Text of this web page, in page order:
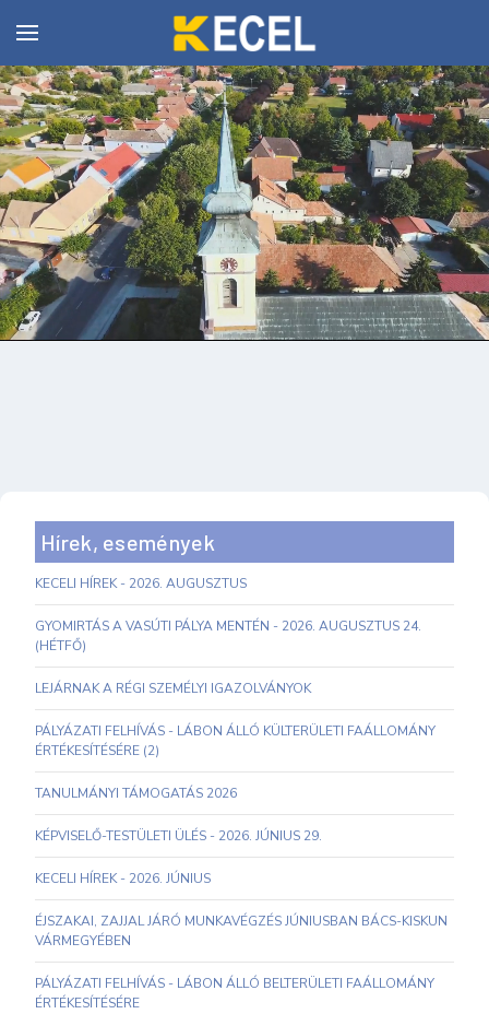
Hírek, események
KECELI HÍREK - 2026. AUGUSZTUS
GYOMIRTÁS A VASÚTI PÁLYA MENTÉN - 2026. AUGUSZTUS 24.
(HÉTFŐ)
LEJÁRNAK A RÉGI SZEMÉLYI IGAZOLVÁNYOK
PÁLYÁZATI FELHÍVÁS - LÁBON ÁLLÓ KÜLTERÜLETI FAÁLLOMÁNY
ÉRTÉKESÍTÉSÉRE (2)
TANULMÁNYI TÁMOGATÁS 2026
KÉPVISELŐ-TESTÜLETI ÜLÉS - 2026. JÚNIUS 29.
KECELI HÍREK - 2026. JÚNIUS
ÉJSZAKAI, ZAJJAL JÁRÓ MUNKAVÉGZÉS JÚNIUSBAN BÁCS-KISKUN
VÁRMEGYÉBEN
PÁLYÁZATI FELHÍVÁS - LÁBON ÁLLÓ BELTERÜLETI FAÁLLOMÁNY
ÉRTÉKESÍTÉSÉRE